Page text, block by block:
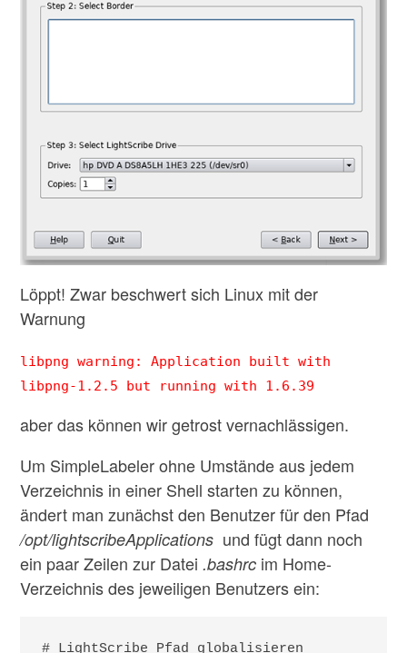
Löppt! Zwar beschwert sich Linux mit der
Warnung
libpng warning: Application built with
libpng-1.2.5 but running with 1.6.39
aber das können wir getrost vernachlässigen.
Um SimpleLabeler ohne Umstände aus jedem
Verzeichnis in einer Shell starten zu können,
ändert man zunächst den Benutzer für den Pfad
/opt/lightscribeApplications und fügt dann noch
ein paar Zeilen zur Datei .bashrc im Home-
Verzeichnis des jeweiligen Benutzers ein:
# LightScribe Pfad globalisieren